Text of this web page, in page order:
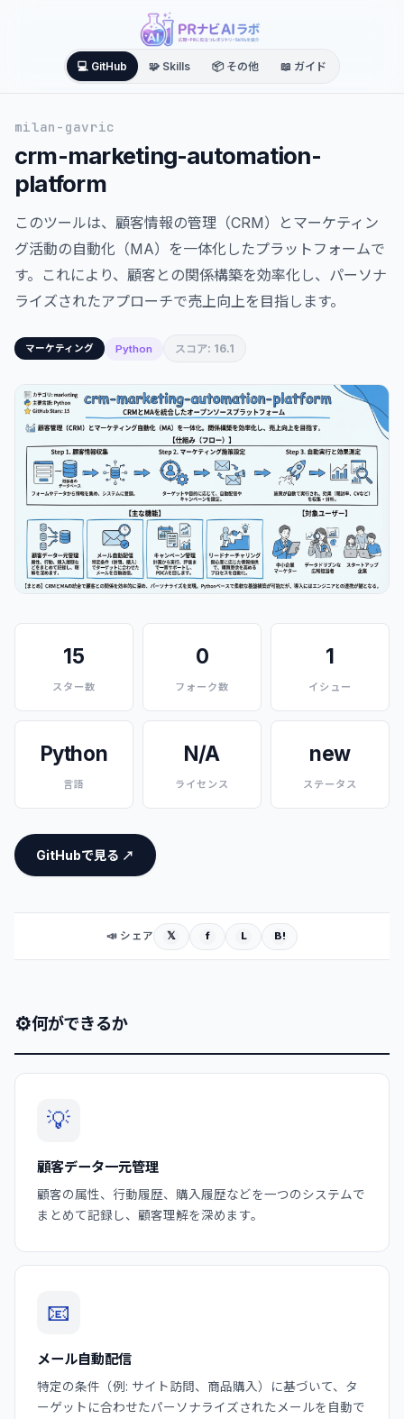
💻 GitHub 🧩 Skills 📦 その他 📖 ガイド
milan-gavric
crm-marketing-automation-
platform
このツールは、顧客情報の管理（CRM）とマーケティン
グ活動の自動化（MA）を一体化したプラットフォームで
す。これにより、顧客との関係構築を効率化し、パーソナ
ライズされたアプローチで売上向上を目指します。
マーケティング Python スコア: 16.1
15
スター数
0
フォーク数
1
イシュー
Python
言語
N/A
ライセンス
new
ステータス
GitHubで見る ↗
📣 シェア 𝕏 f L B!
⚙何ができるか
💡
顧客データ一元管理
顧客の属性、行動履歴、購入履歴などを一つのシステムで
まとめて記録し、顧客理解を深めます。
📧
メール自動配信
特定の条件（例: サイト訪問、商品購入）に基づいて、タ
ーゲットに合わせたパーソナライズされたメールを自動で